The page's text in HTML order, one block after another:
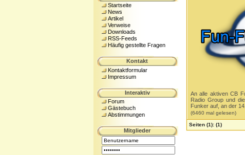
Startseite
News
Artikel
Verweise
Downloads
RSS-Feeds
Häufig gestellte Fragen
Kontakt
Kontaktformular
Impressum
Interaktiv
Forum
Gästebuch
Abstimmungen
Mitglieder
An alle aktiven CB
Radio Group und
Funker auf, an der
(6460 mal gelesen)
Seiten (1): (1)